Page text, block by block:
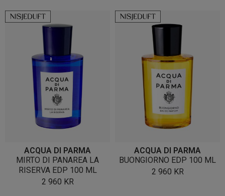
ACQUA DI PARMA
MIRTO DI PANAREA LA
RISERVA EDP 100 ML
2 960 KR
ACQUA DI PARMA
BUONGIORNO EDP 100 ML
2 960 KR